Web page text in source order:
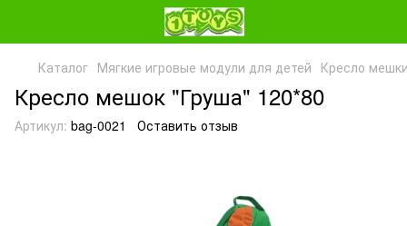
Каталог Мягкие игровые модули для детей Кресло
Кресло мешок "Груша" 120*80
Артикул: bag-0021 Оставить отзыв